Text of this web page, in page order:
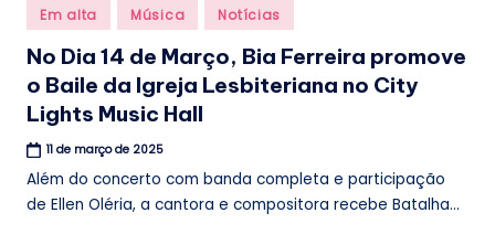
Posted
in
Em alta Música Notícias
No Dia 14 de Março, Bia Ferreira promove
o Baile da Igreja Lesbiteriana no City
Lights Music Hall
11 de março de 2025
Além do concerto com banda completa e participação
de Ellen Oléria, a cantora e compositora recebe Batalha...